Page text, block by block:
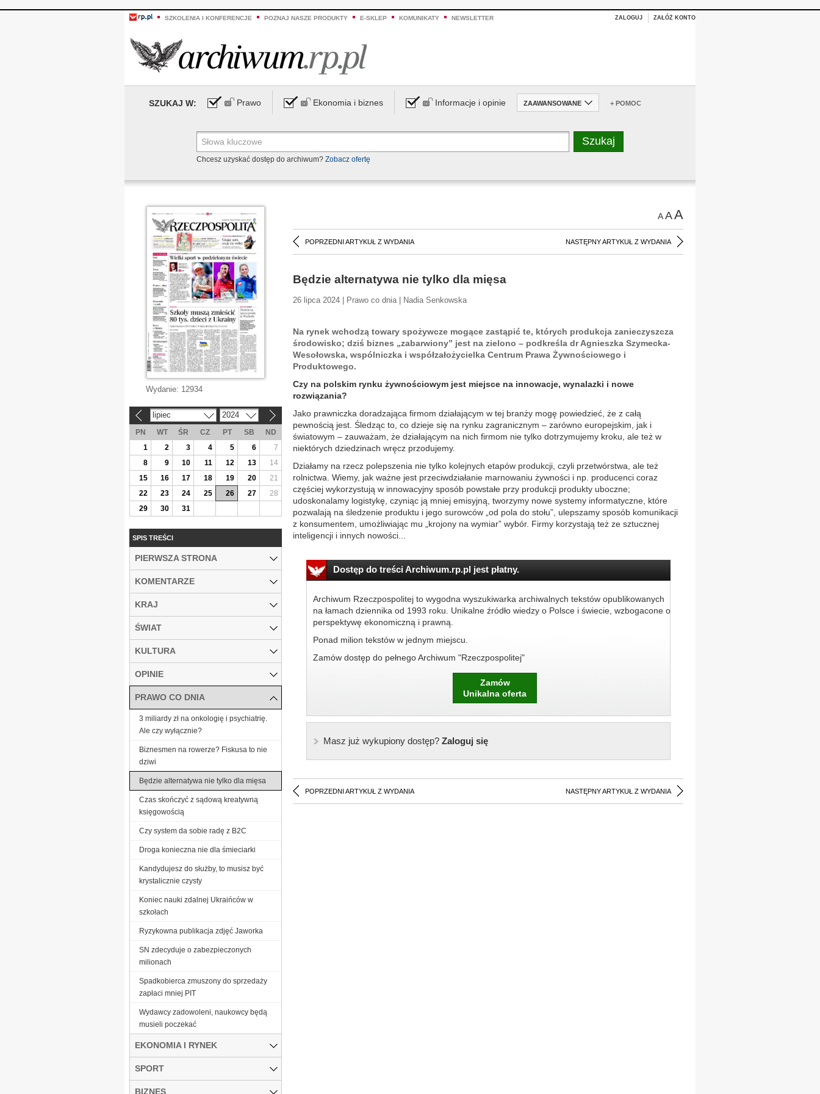
SZKOLENIA I KONFERENCJE POZNAJ NASZE PRODUKTY E-SKLEP KOMUNIKATY NEWSLETTER ZALOGUJ ZAŁÓŻ KONTO
SZUKAJ W: Prawo Ekonomia i biznes Informacje i opinie ZAAWANSOWANE + POMOC
Chcesz uzyskać dostęp do archiwum? Zobacz ofertę
AAA
POPRZEDNI ARTYKUŁ Z WYDANIA NASTĘPNY ARTYKUŁ Z WYDANIA
Będzie alternatywa nie tylko dla mięsa
26 lipca 2024 | Prawo co dnia | Nadia Senkowska
Na rynek wchodzą towary spożywcze mogące zastąpić te, których produkcja zanieczyszcza
środowisko; dziś biznes „zabarwiony” jest na zielono – podkreśla dr Agnieszka Szymecka-
Wesołowska, wspólniczka i współzałożycielka Centrum Prawa Żywnościowego i
Produktowego.
Czy na polskim rynku żywnościowym jest miejsce na innowacje, wynalazki i nowe
rozwiązania?
Jako prawniczka doradzająca firmom działającym w tej branży mogę powiedzieć, że z całą
pewnością jest. Śledząc to, co dzieje się na rynku zagranicznym – zarówno europejskim, jak i
światowym – zauważam, że działającym na nich firmom nie tylko dotrzymujemy kroku, ale też w
niektórych dziedzinach wręcz przodujemy.
Działamy na rzecz polepszenia nie tylko kolejnych etapów produkcji, czyli przetwórstwa, ale też
rolnictwa. Wiemy, jak ważne jest przeciwdziałanie marnowaniu żywności i np. producenci coraz
częściej wykorzystują w innowacyjny sposób powstałe przy produkcji produkty uboczne;
udoskonalamy logistykę, czyniąc ją mniej emisyjną, tworzymy nowe systemy informatyczne, które
pozwalają na śledzenie produktu i jego surowców „od pola do stołu”, ulepszamy sposób komunikacji
z konsumentem, umożliwiając mu „krojony na wymiar” wybór. Firmy korzystają też ze sztucznej
inteligencji i innych nowości...
Dostęp do treści Archiwum.rp.pl jest płatny.
Archiwum Rzeczpospolitej to wygodna wyszukiwarka archiwalnych tekstów opublikowanych
na łamach dziennika od 1993 roku. Unikalne źródło wiedzy o Polsce i świecie, wzbogacone o
perspektywę ekonomiczną i prawną.
Ponad milion tekstów w jednym miejscu.
Zamów dostęp do pełnego Archiwum "Rzeczpospolitej"
Zamów
Unikalna oferta
Masz już wykupiony dostęp?Zaloguj się
POPRZEDNI ARTYKUŁ Z WYDANIA NASTĘPNY ARTYKUŁ Z WYDANIA
Wydanie: 12934
lipiec 2024
PN WT ŚR CZ PT SB
ND
1
2 3 4 5 6
7
8
9 10 11 12 13
14
15
16 17 18 19 20
21
22
23 24 25 26 27
28
29
30 31
SPIS TREŚCI
PIERWSZA STRONA
KOMENTARZE
KRAJ
ŚWIAT
KULTURA
OPINIE
PRAWO CO DNIA
3 miliardy zł na onkologię i psychiatrię.
Ale czy wyłącznie?
Biznesmen na rowerze? Fiskusa to nie
dziwi
Będzie alternatywa nie tylko dla mięsa
Czas skończyć z sądową kreatywną
księgowością
Czy system da sobie radę z B2C
Droga konieczna nie dla śmieciarki
Kandydujesz do służby, to musisz być
krystalicznie czysty
Koniec nauki zdalnej Ukraińców w
szkołach
Ryzykowna publikacja zdjęć Jaworka
SN zdecyduje o zabezpieczonych
milionach
Spadkobierca zmuszony do sprzedaży
zapłaci mniej PIT
Wydawcy zadowoleni, naukowcy będą
musieli poczekać
EKONOMIA I RYNEK
SPORT
BIZNES